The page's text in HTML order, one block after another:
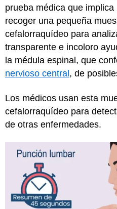
prueba médica que implica
recoger una pequeña
cefalorraquídeo para
transparente e incoloro
la médula espinal, que
nervioso central , de
Los médicos usan esta
cefalorraquídeo para
de otras enfermedades.